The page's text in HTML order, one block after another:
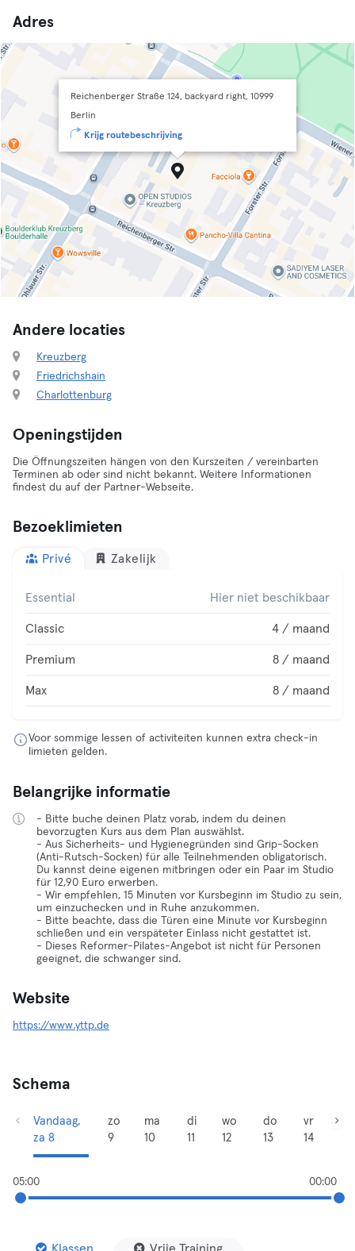
Adres
Reichenberger Straße 124, backyard right, 10999
Berlin
Krijg routebeschrijving
Andere locaties
Kreuzberg
Friedrichshain
Charlottenburg
Openingstijden
Die Öffnungszeiten hängen von den Kurszeiten / vereinbarten
Terminen ab oder sind nicht bekannt. Weitere Informationen
findest du auf der Partner-Webseite.
Bezoeklimieten
Privé Zakelijk
Essential Hier niet beschikbaar
Classic 4 / maand
Premium 8 / maand
Max 8 / maand
Voor sommige lessen of activiteiten kunnen extra check-in
limieten gelden.
Belangrijke informatie
- Bitte buche deinen Platz vorab, indem du deinen
bevorzugten Kurs aus dem Plan auswählst.
- Aus Sicherheits- und Hygienegründen sind Grip-Socken
(Anti-Rutsch-Socken) für alle Teilnehmenden obligatorisch.
Du kannst deine eigenen mitbringen oder ein Paar im Studio
für 12,90 Euro erwerben.
- Wir empfehlen, 15 Minuten vor Kursbeginn im Studio zu sein,
um einzuchecken und in Ruhe anzukommen.
- Bitte beachte, dass die Türen eine Minute vor Kursbeginn
schließen und ein verspäteter Einlass nicht gestattet ist.
- Dieses Reformer-Pilates-Angebot ist nicht für Personen
geeignet, die schwanger sind.
Website
https://www.yttp.de
Schema
Vandaag,
za 8
zo
9
ma
10
di
11
wo
12
do
13
vr
14
05:00 00:00